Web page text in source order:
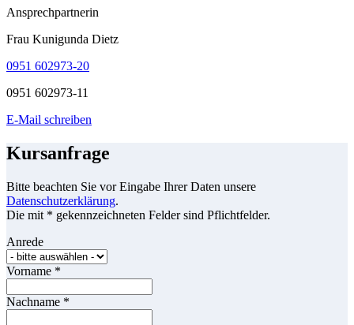
Ansprechpartnerin
Frau Kunigunda Dietz
0951 602973-20
0951 602973-11
E-Mail schreiben
Kursanfrage
Bitte beachten Sie vor Eingabe Ihrer Daten unsere
Datenschutzerklärung.
Die mit * gekennzeichneten Felder sind Pflichtfelder.
Anrede
Vorname *
Nachname *